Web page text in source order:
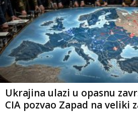
Ukrajina ulazi u opasnu
CIA pozvao Zapad na veliki